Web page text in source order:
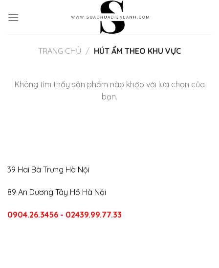
TRANG CHỦ / HÚT ẨM THEO KHU VỰC
Không tìm thấy sản phẩm nào khớp với lựa chọn của
bạn.
39 Hai Bà Trưng Hà Nội
89 An Dương Tây Hồ Hà Nội
0904.26.3456 - 02439.99.77.33